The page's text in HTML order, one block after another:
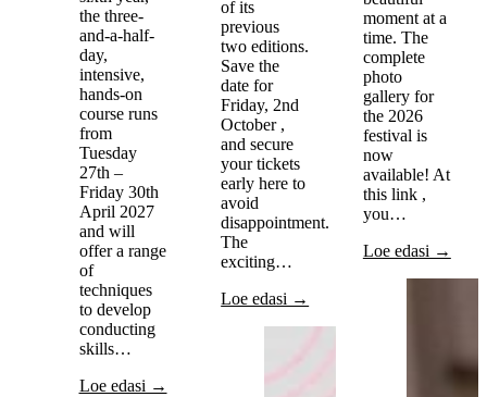
the three-
and-a-half-
day,
intensive,
hands-on
course runs
from
Tuesday
27th –
Friday 30th
April 2027
and will
offer a range
of
techniques
to develop
conducting
skills…
Loe edasi →
of its
previous
two editions.
Save the
date for
Friday, 2nd
October ,
and secure
your tickets
early here to
avoid
disappointment.
The
exciting…
Loe edasi →
moment at a
time. The
complete
photo
gallery for
the 2026
festival is
now
available! At
this link ,
you…
Loe edasi →